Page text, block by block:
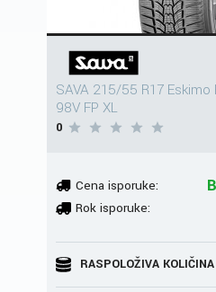
SAVA 215/55 R17 Eskimo
98V FP XL
0
Cena isporuke:
Rok isporuke:
RASPOLOŽIVA